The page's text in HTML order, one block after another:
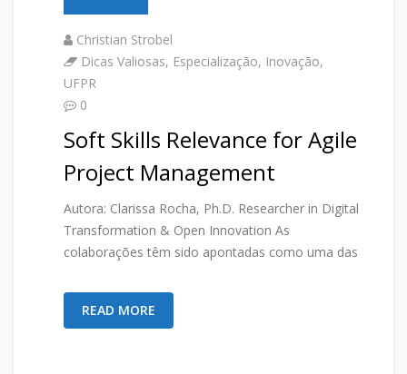
Christian Strobel
Dicas Valiosas, Especialização, Inovação,
UFPR
0
Soft Skills Relevance for Agile
Project Management
Autora: Clarissa Rocha, Ph.D. Researcher in Digital
Transformation & Open Innovation As
colaborações têm sido apontadas como uma das
READ MORE